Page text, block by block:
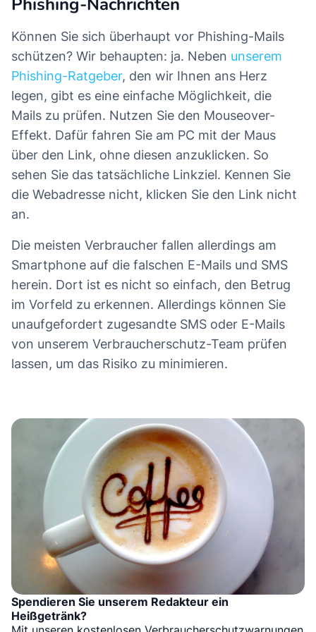
daher folgende Erklärung in deine Antwort
"Ich erteile der N26 Bank die Befugnis, mir
meine personenbezogenen Daten per E-Mail
zuzusenden."
Wir können dann die rasche Kommunikation
mit dir per E-Mail fortsetzen. Beachte, dass
du die Genehmigung zum Austausch
personenbezogener Daten per E-Mail
werden wir ausschließlich per Post
kommunizieren.
Vielen Dank für dein Verständnis.
Eine letzte Sache noch: Wir empfehlen dir,
deine N26-Daten und deine
Kontoschließung tun, aber wir empfehlen, es
lieber gleich zu erledigen.
Herzliche Grüße
Dein N26 Team
Weitere Version:
Sehr geehrter Kunde
​​Um die Sicherheit der Informationen unserer
Kunden zu gewährleisten, müssen alle
Können Sie sich überhaupt vor Phishing-Mails
schützen? Wir behaupten: ja. Neben unserem
Phishing-Ratgeber, den wir Ihnen ans Herz
legen, gibt es eine einfache Möglichkeit, die
Mails zu prüfen. Nutzen Sie den Mouseover-
Effekt. Dafür fahren Sie am PC mit der Maus
über den Link, ohne diesen anzuklicken. So
sehen Sie das tatsächliche Linkziel. Kennen Sie
die Webadresse nicht, klicken Sie den Link nicht
an.
Die meisten Verbraucher fallen allerdings am
Smartphone auf die falschen E-Mails und SMS
herein. Dort ist es nicht so einfach, den Betrug
im Vorfeld zu erkennen. Allerdings können Sie
unaufgefordert zugesandte SMS oder E-Mails
von unserem Verbraucherschutz-Team prüfen
lassen, um das Risiko zu minimieren.
Spendieren Sie unserem Redakteur ein
Heißgetränk?